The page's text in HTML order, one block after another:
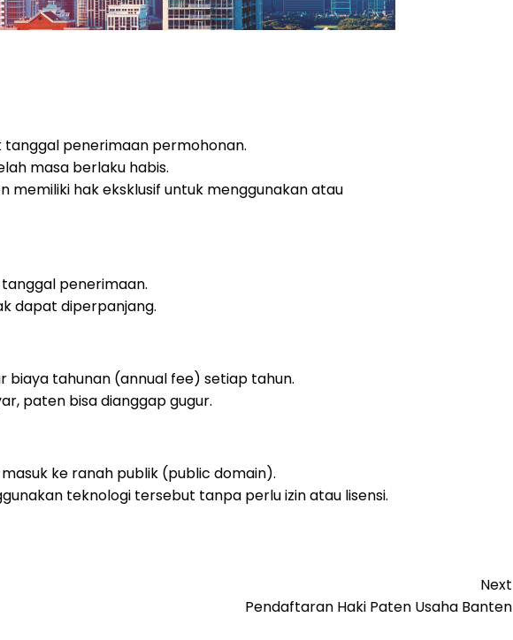
tanggal penerimaan permohonan.
masa berlaku habis.
memiliki hak eksklusif untuk menggunakan atau
penerimaan.
dapat diperpanjang.
biaya tahunan (annual fee) setiap tahun.
paten bisa dianggap gugur.
ke ranah publik (public domain).
teknologi tersebut tanpa perlu izin atau lisensi.
Next
Pendaftaran Haki Paten Usaha Banten